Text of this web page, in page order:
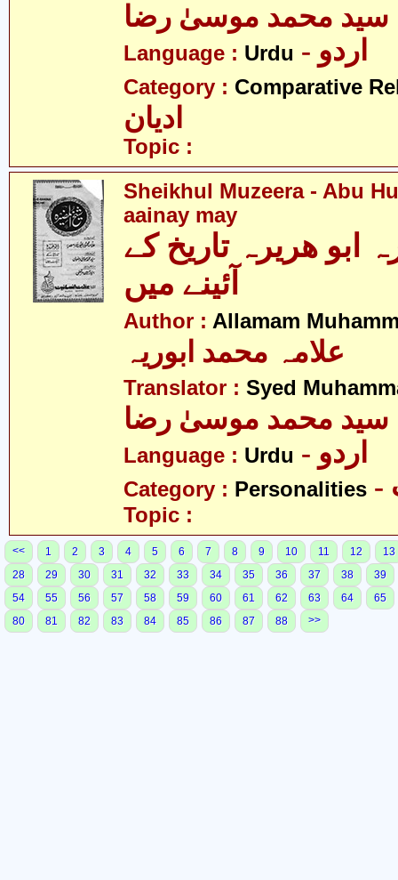
سید محمد موسیٰ رضا
Language : Urdu - اردو
Category : Comparative
ادیان
Topic :
Sheikhul Muzeera - Abu
aainay may
ابو ھریرہ تاریخ کے
آئینے میں
Author : Allamam
علامہ محمد ابوریہ
Translator : Syed
سید محمد موسیٰ رضا
Language : Urdu - اردو
Category : Personalities
Topic :
<< 1 2 3 4 5 6 7 8 9 10 11 12
13
28
29 30 31 32 33 34 35 36 37 38
39
54
55 56 57 58 59 60 61 62 63 64
65
80
81 82 83 84 85 86 87 88 >>